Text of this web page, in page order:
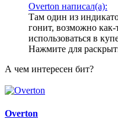
Overton написал(а):
Там один из
гонит, возможно как-
использоваться в
Нажмите для
А чем интересен бит?
Overton